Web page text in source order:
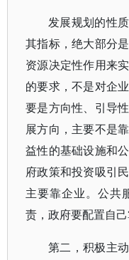
发展规划的性
其指标，绝大部分
资源决定性作用来
的要求，不是对企
要是方向性、引导
展方向，主要不是
益性的基础设施和
府政策和投资吸引
主要靠企业。公共
责，政府要配置自己
第二，积极主